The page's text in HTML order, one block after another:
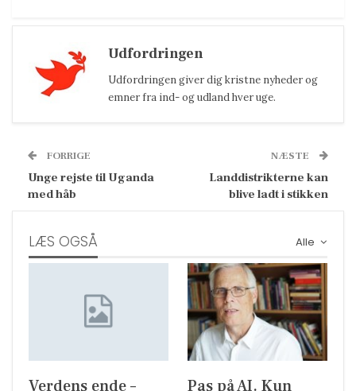
Udfordringen
Udfordringen giver dig kristne nyheder og
emner fra ind- og udland hver uge.
FORRIGE
Unge rejste til Uganda
med håb
NÆSTE
Landdistrikterne kan
blive ladt i stikken
Alle
LÆS OGSÅ
Verdens ende –
Pas på AI. Kun